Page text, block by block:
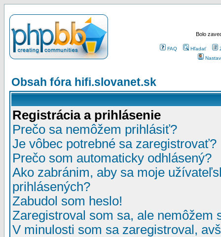
Bolo
FAQ Hľadať
Obsah fóra hifi.slovanet.sk
Registrácia a prihlásenie
Prečo sa nemôžem prihlásiť?
Je vôbec potrebné sa zaregistrovať?
Prečo som automaticky odhlásený?
Ako zabránim, aby sa moje
prihlásených?
Zabudol som heslo!
Zaregistroval som sa, ale nemôžem
V minulosti som sa zaregistroval,